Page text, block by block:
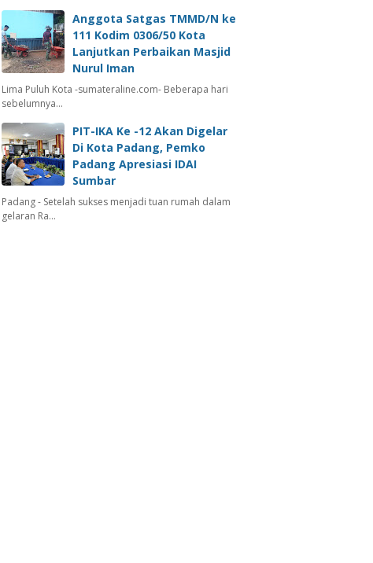
Anggota Satgas TMMD/N ke
111 Kodim 0306/50 Kota
Lanjutkan Perbaikan Masjid
Nurul Iman
Lima Puluh Kota -sumateraline.com- Beberapa hari
sebelumnya…
PIT-IKA Ke -12 Akan Digelar
Di Kota Padang, Pemko
Padang Apresiasi IDAI
Sumbar
Padang - Setelah sukses menjadi tuan rumah dalam
gelaran Ra…